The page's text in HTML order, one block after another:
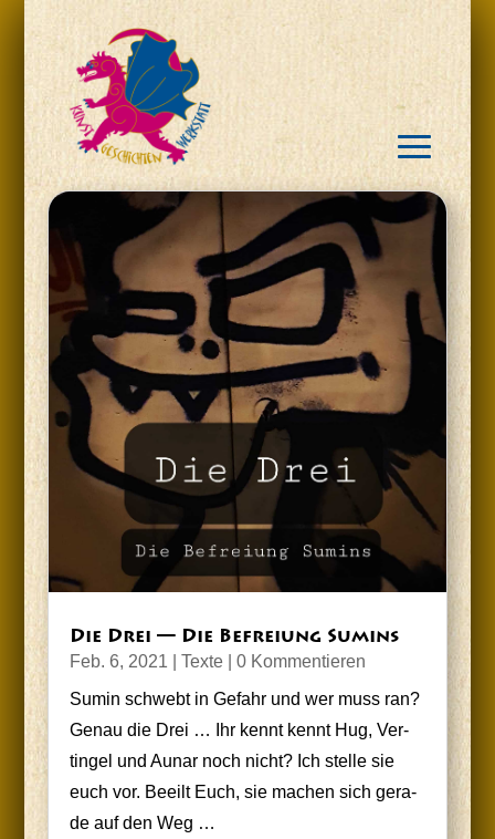
Die Drei — Die Befrei­ung Sumins
Feb. 6, 2021 Texte| 0 Kommentieren
Sum­in schwebt in Gefahr und wer muss ran?
Genau die Drei … Ihr kennt kennt Hug, Ver­
tin­gel und Aunar noch nicht? Ich stel­le sie
euch vor. Beeilt Euch, sie machen sich gera­
de auf den Weg …